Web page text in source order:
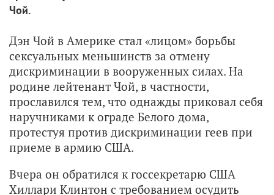
Чой.
Дэн Чой в Америке стал «лицом» борьбы
сексуальных меньшинств за отмену
дискриминации в вооруженных силах. На
родине лейтенант Чой, в частности,
прославился тем, что однажды приковал себя
наручниками к ограде Белого дома,
протестуя против дискриминации геев при
приеме в армию США.
Вчера он обратился к госсекретарю США
Хиллари Клинтон с требованием осудить